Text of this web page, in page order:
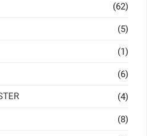
(62)
(5)
(1)
(6)
(4)
(8)